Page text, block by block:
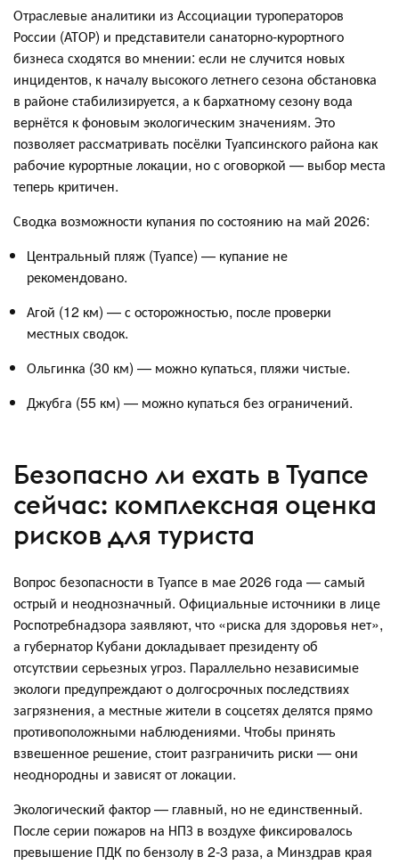
Отраслевые аналитики из Ассоциации туроператоров
России (АТОР) и представители санаторно-курортного
бизнеса сходятся во мнении: если не случится новых
инцидентов, к началу высокого летнего сезона обстановка
в районе стабилизируется, а к бархатному сезону вода
вернётся к фоновым экологическим значениям. Это
позволяет рассматривать посёлки Туапсинского района как
рабочие курортные локации, но с оговоркой — выбор места
теперь критичен.
Сводка возможности купания по состоянию на май 2026:
Центральный пляж (Туапсе) — купание не
рекомендовано.
Агой (12 км) — с осторожностью, после проверки
местных сводок.
Ольгинка (30 км) — можно купаться, пляжи чистые.
Джубга (55 км) — можно купаться без ограничений.
Безопасно ли ехать в Туапсе
сейчас: комплексная оценка
рисков для туриста
Вопрос безопасности в Туапсе в мае 2026 года — самый
острый и неоднозначный. Официальные источники в лице
Роспотребнадзора заявляют, что «риска для здоровья нет»,
а губернатор Кубани докладывает президенту об
отсутствии серьезных угроз. Параллельно независимые
экологи предупреждают о долгосрочных последствиях
загрязнения, а местные жители в соцсетях делятся прямо
противоположными наблюдениями. Чтобы принять
взвешенное решение, стоит разграничить риски — они
неоднородны и зависят от локации.
Экологический фактор — главный, но не единственный.
После серии пожаров на НПЗ в воздухе фиксировалось
превышение ПДК по бензолу в 2-3 раза, а Минздрав края